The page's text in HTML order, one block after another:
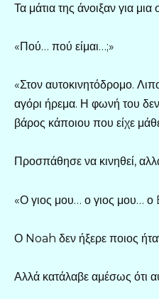
Τα μάτια της άνοιξαν για μια
«Πού… πού είμαι…;»
«Στον αυτοκινητόδρομο.
αγόρι ήρεμα. Η φωνή του
βάρος κάποιου που είχε
Προσπάθησε να κινηθεί,
«Ο γιος μου… ο γιος μου…
Ο Noah δεν ήξερε ποιος
Αλλά κατάλαβε αμέσως ότι